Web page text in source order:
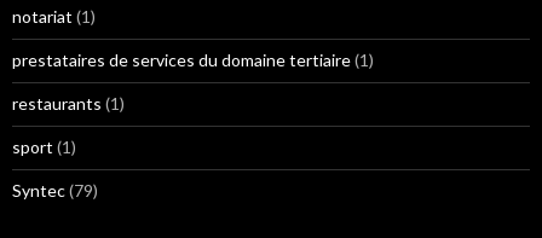
notariat (1)
prestataires de services du domaine tertiaire(1)
restaurants (1)
sport (1)
Syntec(79)